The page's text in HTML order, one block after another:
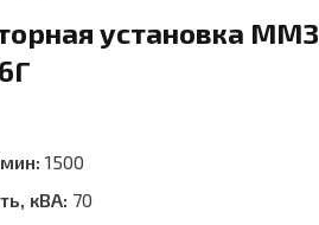
установка ММЗ
1500
кВА: 70